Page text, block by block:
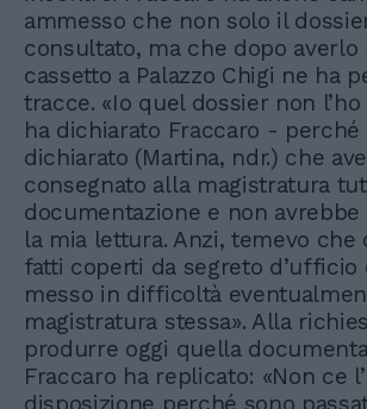
ammesso che non solo il
consultato, ma che dopo averlo
cassetto a Palazzo Chigi ne ha
tracce. «Io quel dossier non
ha dichiarato Fraccaro - perché
dichiarato (Martina, ndr.) che
consegnato alla magistratura
documentazione e non
la mia lettura. Anzi, temevo che
fatti coperti da segreto d’ufficio
messo in difficoltà
magistratura stessa». Alla
produrre oggi quella
Fraccaro ha replicato: «Non ce
disposizione perché sono